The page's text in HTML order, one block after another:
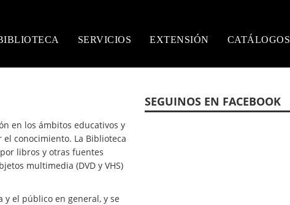
SERVICIOS EXTENSIÓN CATÁLOGOS
en los ámbitos educativos y
conocimiento. La Biblioteca
libros y otras fuentes
multimedia (DVD y VHS)
el público en general, y se
SEGUINOS EN FACEBOOK